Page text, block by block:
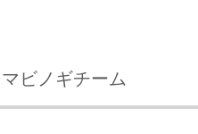
マビノギチーム